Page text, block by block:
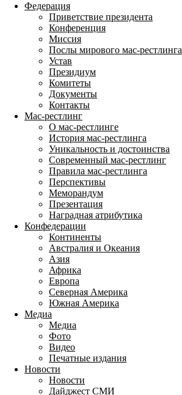
Федерация
Приветствие президента
Конференция
Миссия
Послы мирового мас-рестлинга
Устав
Президиум
Комитеты
Документы
Контакты
Мас-рестлинг
О мас-рестлинге
История мас-рестлинга
Уникальность и достоинства
Современный мас-рестлинг
Правила мас-рестлинга
Перспективы
Меморандум
Презентация
Наградная атрибутика
Конфедерации
Континенты
Австралия и Океания
Азия
Африка
Европа
Северная Америка
Южная Америка
Медиа
Медиа
Фото
Видео
Печатные издания
Новости
Новости
Дайджест СМИ